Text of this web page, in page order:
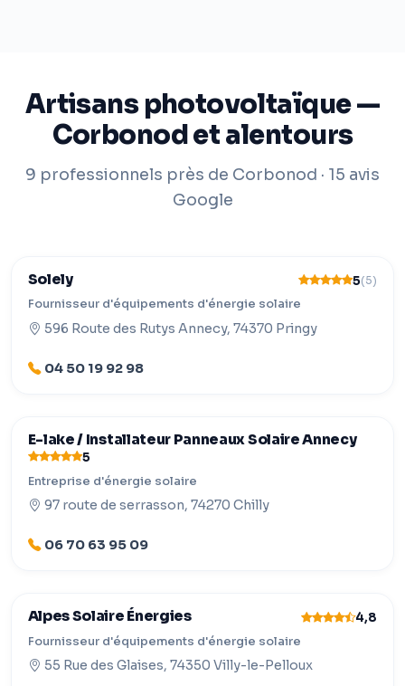
Artisans photovoltaïque —
Corbonod et alentours
9 professionnels près de Corbonod · 15 avis
Google
Solely 5(5)
Fournisseur d'équipements d'énergie solaire
596 Route des Rutys Annecy, 74370 Pringy
04 50 19 92 98
E-lake / Installateur Panneaux Solaire Annecy
5
Entreprise d'énergie solaire
97 route de serrasson, 74270 Chilly
06 70 63 95 09
Alpes Solaire Énergies 4,8
Fournisseur d'équipements d'énergie solaire
55 Rue des Glaises, 74350 Villy-le-Pelloux